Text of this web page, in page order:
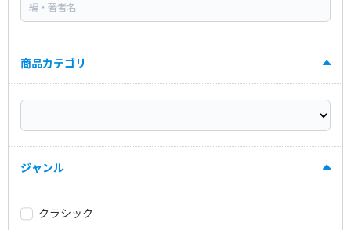
商品カテゴリ
ジャンル
クラシック